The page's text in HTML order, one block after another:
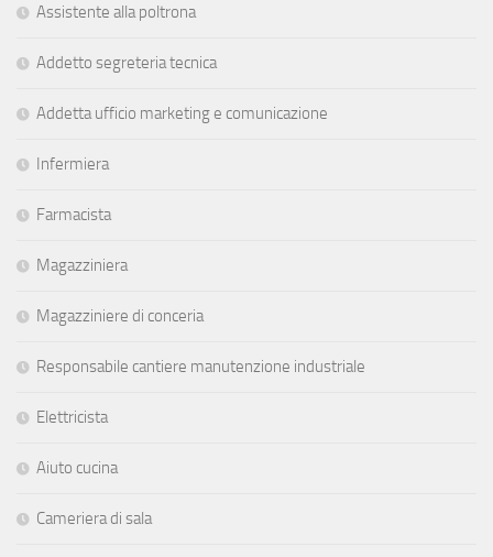
Assistente alla poltrona
Addetto segreteria tecnica
Addetta ufficio marketing e comunicazione
Infermiera
Farmacista
Magazziniera
Magazziniere di conceria
Responsabile cantiere manutenzione industriale
Elettricista
Aiuto cucina
Cameriera di sala